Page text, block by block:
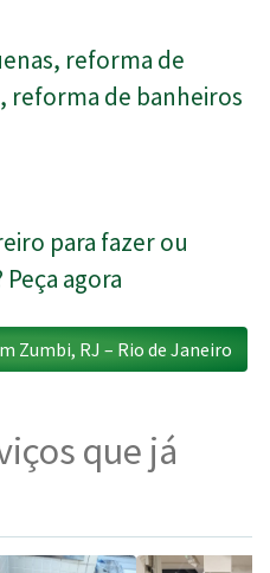
reforma de
de banheiros
para fazer ou
agora
Zumbi, RJ – Rio de Janeiro
que já